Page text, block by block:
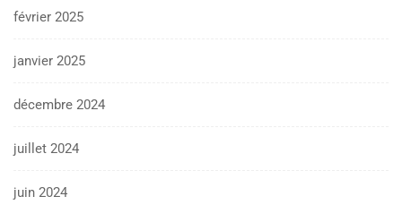
février 2025
janvier 2025
décembre 2024
juillet 2024
juin 2024